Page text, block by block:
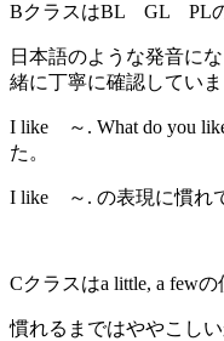
BクラスはBL GL PLの
日本語のような発音に
緒に丁寧に確認していま
I like ～. What do you
た。
I like ～. の表現に慣れ
Cクラスはa little, a few
慣れるまではややこし